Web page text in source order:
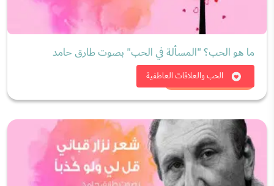
الحب والعلاقات العاطفية
ما هو الحب؟ "المسألة في الحب" بصوت طارق حامد
شاهد الان